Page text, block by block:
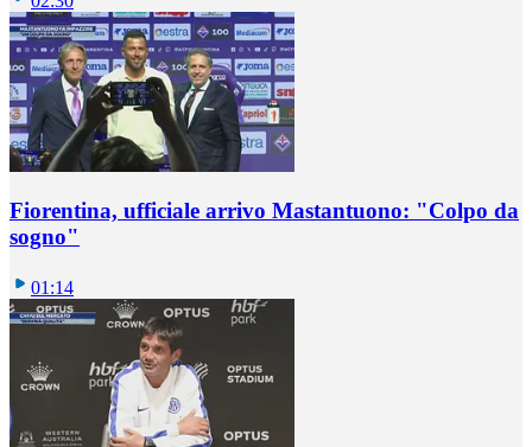
Fiorentina, ufficiale arrivo Mastantuono: "Colpo da
sogno"
01:14